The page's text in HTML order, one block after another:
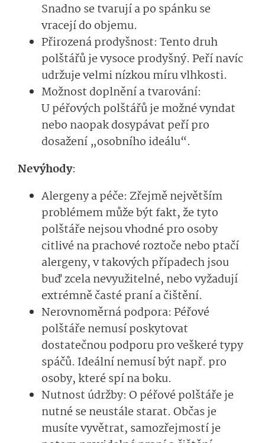
Snadno se tvarují a po spánku se
vracejí do objemu.
Přirozená prodyšnost: Tento druh
polštářů je vysoce prodyšný. Peří navíc
udržuje velmi nízkou míru vlhkosti.
Možnost doplnění a tvarování:
U péřových polštářů je možné vyndat
nebo naopak dosypávat peří pro
dosažení „osobního ideálu“.
Nevýhody:
Alergeny a péče: Zřejmě největším
problémem může být fakt, že tyto
polštáře nejsou vhodné pro osoby
citlivé na prachové roztoče nebo ptačí
alergeny, v takových případech jsou
buď zcela nevyužitelné, nebo vyžadují
extrémně časté praní a čištění.
Nerovnoměrná podpora: Péřové
polštáře nemusí poskytovat
dostatečnou podporu pro veškeré typy
spáčů. Ideální nemusí být např. pro
osoby, které spí na boku.
Nutnost údržby: O péřové polštáře je
nutné se neustále starat. Občas je
musíte vyvětrat, samozřejmostí je